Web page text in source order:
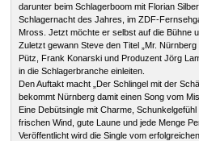
darunter beim Schlagerboom mit Florian
Schlagernacht des Jahres, im ZDF-
Mross. Jetzt möchte er selbst auf die Bühne
Zuletzt gewann Steve den Titel „Mr.
Pütz, Frank Konarski und Produzent Jörg
in die Schlagerbranche einleiten.
Den Auftakt macht „Der Schlingel mit der
bekommt Nürnberg damit einen Song vom
Eine Debütsingle mit Charme,
frischen Wind, gute Laune und jede Menge
Veröffentlicht wird die Single vom